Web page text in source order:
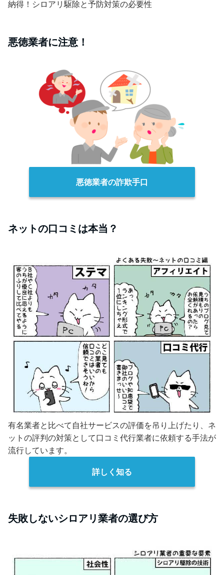
納得！シロアリ駆除と予防対策の必要性
悪徳業者に注意！
悪徳業者の詐欺手口
ネットの口コミは本当？
有名業者と比べて自社サービスの評価を吊り上げたり、ネ
ットの評判の対策として口コミ代行業者に依頼する手法が
流行しています。
詳しく知る
失敗しないシロアリ業者の選び方